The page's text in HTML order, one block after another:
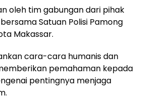
oleh tim gabungan dari pihak
Satuan Polisi Pamong
Makassar.
cara-cara humanis dan
pemahaman kepada
pentingnya menjaga